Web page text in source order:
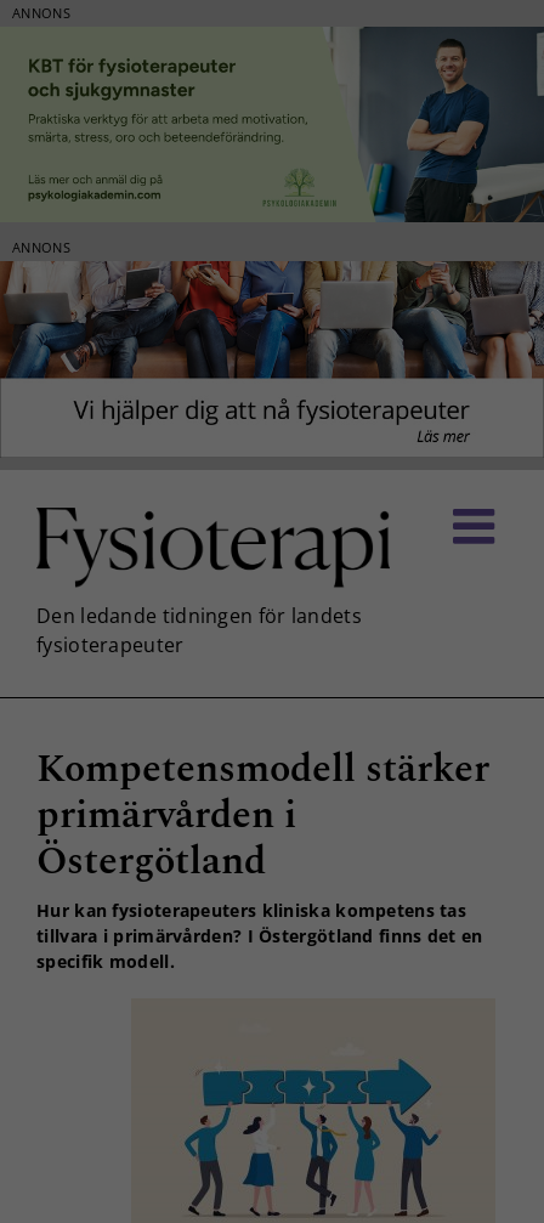
ANNONS
ANNONS
innehållet
Kompetensmodell stärker
primärvården i
Östergötland
Hur kan fysioterapeuters kliniska kompetens tas
tillvara i primärvården? I Östergötland finns det en
specifik modell.